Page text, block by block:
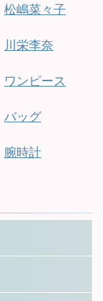
松嶋菜々子
川栄李奈
ワンピース
バッグ
腕時計